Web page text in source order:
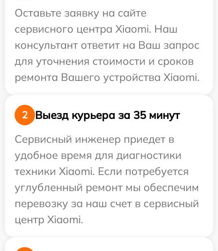
Оставьте заявку на сайте
сервисного центра Xiaomi. Наш
консультант ответит на Ваш запрос
для уточнения стоимости и сроков
ремонта Вашего устройства Xiaomi.
2
Выезд курьера за 35 минут
Сервисный инженер приедет в
удобное время для диагностики
техники Xiaomi. Если потребуется
углубленный ремонт мы обеспечим
перевозку за наш счет в сервисный
центр Xiaomi.